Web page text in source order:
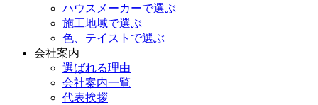
ハウスメーカーで選ぶ
施工地域で選ぶ
色、テイストで選ぶ
会社案内
選ばれる理由
会社案内一覧
代表挨拶